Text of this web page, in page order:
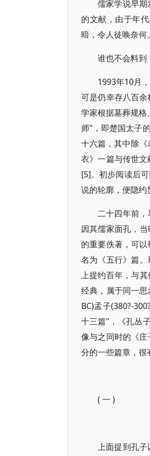
儒家学说早
的文献，由于年
暗，令人徒唤奈何。
谁也不会料到
1993年10月
可是仍幸存八百
学家根据墓葬规
师"，即楚国太子
十六篇，其中除
衣》一篇与传世
[5]。初步阅读后
说的轮廓，便隐约
二十四年前
因其儒家面孔，
的重要佚著，可
名为《五行》篇
上提约百年，与
经典，属于同一
BC)孟子(380?-
十三篇"，《孔丛
像与之同时的《
分的一些篇章，很
( 一 )
上面提到孔